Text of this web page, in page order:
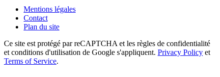
Mentions légales
Contact
Plan du site
Ce site est protégé par reCAPTCHA et les règles de confidentialité
et conditions d'utilisation de Google s'appliquent. Privacy Policy et
Terms of Service.